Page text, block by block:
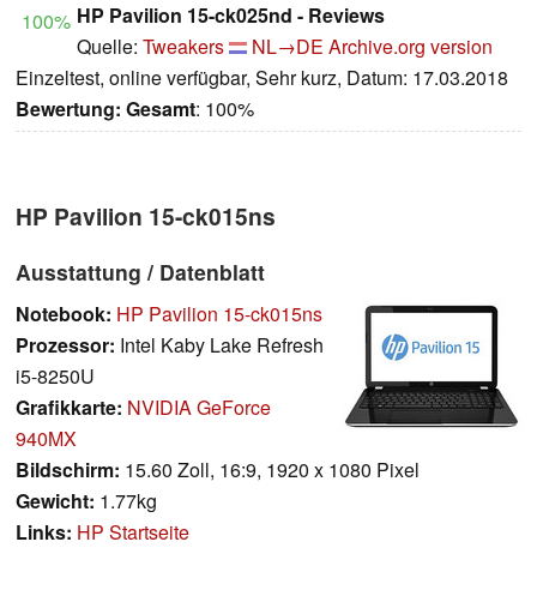
100% HP Pavilion 15-ck025nd - Reviews
Quelle: Tweakers NL→DE Archive.org version
Einzeltest, online verfügbar, Sehr kurz, Datum: 17.03.2018
Bewertung: Gesamt: 100%
HP Pavilion 15-ck015ns
Ausstattung / Datenblatt
Notebook: HP Pavilion 15-ck015ns
Prozessor: Intel Kaby Lake Refresh
i5-8250U
Grafikkarte: NVIDIA GeForce
940MX
Bildschirm: 15.60 Zoll, 16:9, 1920 x 1080 Pixel
Gewicht: 1.77kg
Links: HP Startseite